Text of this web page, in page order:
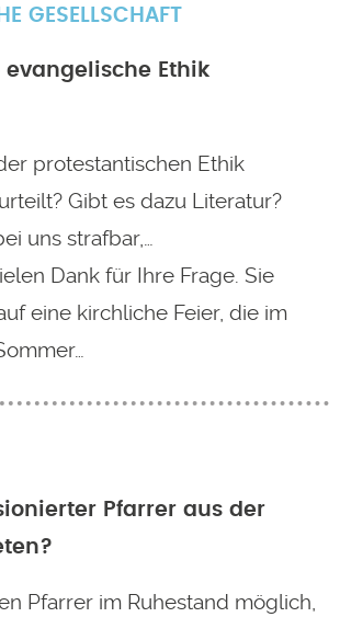
GESELLSCHAFT
Ethik
protestantischen Ethik
Gibt es dazu Literatur?
uns strafbar,…
Dank für Ihre Frage. Sie
eine kirchliche Feier, die im
Pfarrer aus der
Pfarrer im Ruhestand möglich,